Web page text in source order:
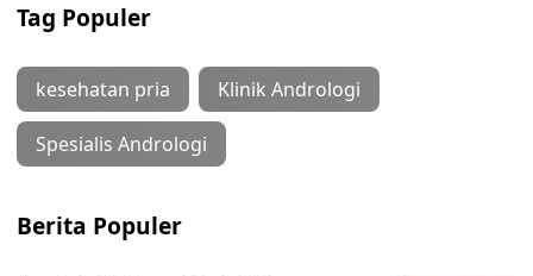
Tag Populer
kesehatan pria Klinik Andrologi
Spesialis Andrologi
Berita Populer